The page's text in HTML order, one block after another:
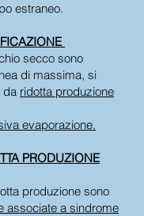
estraneo.
secco sono
di massima, si
da ridotta produzione
evaporazione.
PRODUZIONE
produzione sono
associate a sindrome